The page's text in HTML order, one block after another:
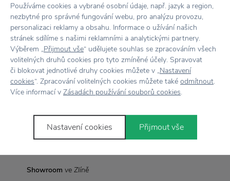
Vše skladem, odesíláme ihned
Vrácení zbožído 30 dnů
Showroom ve Zlíně
Rozměr D: 100 cm x 50 cm
Vyrobeno v Portugalsku
Používáme cookies a vybrané osobní údaje, např. jazyk a region,
nezbytné pro správné fungování webu, pro analýzu provozu,
personalizaci reklamy a obsahu. Informace o užívání našich
stránek sdílíme s našimi reklamními a analytickými partnery.
Výběrem „Přijmout vše“ udělujete souhlas se zpracováním všech
volitelných druhů cookies pro tyto zmíněné účely. Spravovat
či blokovat jednotlivé druhy cookies můžete v „Nastavení
cookies“. Zpracování volitelných cookies můžete také odmítnout.
Více informací v Zásadách používání souborů cookies.
Nastavení cookies Přijmout vše